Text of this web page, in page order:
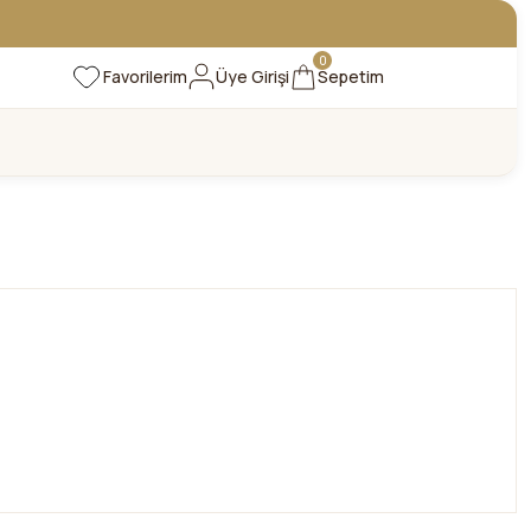
Favorilerim Üye Girişi Sepetim
0